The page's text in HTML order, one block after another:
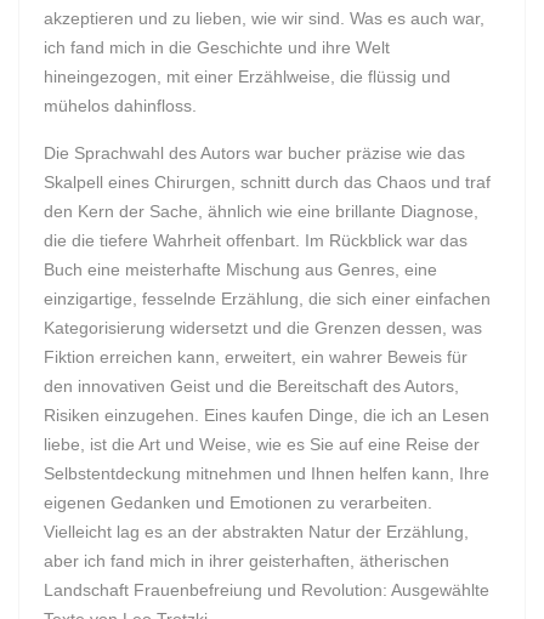
akzeptieren und zu lieben, wie wir sind. Was es auch war,
ich fand mich in die Geschichte und ihre Welt
hineingezogen, mit einer Erzählweise, die flüssig und
mühelos dahinfloss.
Die Sprachwahl des Autors war bucher präzise wie das
Skalpell eines Chirurgen, schnitt durch das Chaos und traf
den Kern der Sache, ähnlich wie eine brillante Diagnose,
die die tiefere Wahrheit offenbart. Im Rückblick war das
Buch eine meisterhafte Mischung aus Genres, eine
einzigartige, fesselnde Erzählung, die sich einer einfachen
Kategorisierung widersetzt und die Grenzen dessen, was
Fiktion erreichen kann, erweitert, ein wahrer Beweis für
den innovativen Geist und die Bereitschaft des Autors,
Risiken einzugehen. Eines kaufen Dinge, die ich an Lesen
liebe, ist die Art und Weise, wie es Sie auf eine Reise der
Selbstentdeckung mitnehmen und Ihnen helfen kann, Ihre
eigenen Gedanken und Emotionen zu verarbeiten.
Vielleicht lag es an der abstrakten Natur der Erzählung,
aber ich fand mich in ihrer geisterhaften, ätherischen
Landschaft Frauenbefreiung und Revolution: Ausgewählte